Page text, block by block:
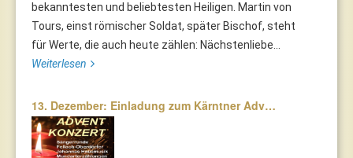
bekanntesten und beliebtesten Heiligen. Martin von
Tours, einst römischer Soldat, später Bischof, steht
für Werte, die auch heute zählen: Nächstenliebe...
Weiterlesen
13. Dezember: Einladung zum Kärntner Adv…